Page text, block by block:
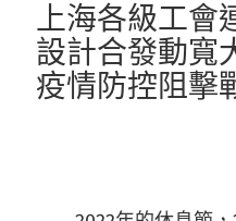
上海各級工會
設計合發動寬
疫情防控阻擊